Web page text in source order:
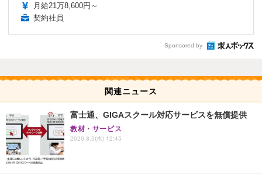
月給21万8,600円～
契約社員
Sponsored by
関連ニュース
富士通、GIGAスクール対応サービスを無償提供
教材・サービス
2020.8.5(水) 12:45